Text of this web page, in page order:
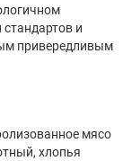
и
привередливым
мясо
хлопья